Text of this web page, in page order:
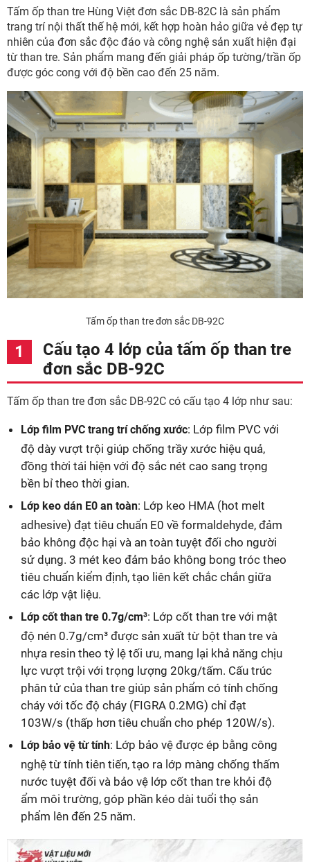
Tấm ốp than tre Hùng Việt đơn sắc DB-82C là sản phẩm
trang trí nội thất thế hệ mới, kết hợp hoàn hảo giữa vẻ đẹp tự
nhiên của đơn sắc độc đáo và công nghệ sản xuất hiện đại
từ than tre. Sản phẩm mang đến giải pháp ốp tường/trần ốp
được góc cong với độ bền cao đến 25 năm.
Tấm ốp than tre đơn sắc DB-92C
Cấu tạo 4 lớp của tấm ốp than tre
đơn sắc DB-92C
Tấm ốp than tre đơn sắc DB-92C có cấu tạo 4 lớp như sau:
Lớp film PVC trang trí chống xước: Lớp film PVC với
độ dày vượt trội giúp chống trầy xước hiệu quả,
đồng thời tái hiện với độ sắc nét cao sang trọng
bền bỉ theo thời gian.
Lớp keo dán E0 an toàn: Lớp keo HMA (hot melt
adhesive) đạt tiêu chuẩn E0 về formaldehyde, đảm
bảo không độc hại và an toàn tuyệt đối cho người
sử dụng. 3 mét keo đảm bảo không bong tróc theo
tiêu chuẩn kiểm định, tạo liên kết chắc chắn giữa
các lớp vật liệu.
Lớp cốt than tre 0.7g/cm³: Lớp cốt than tre với mật
độ nén 0.7g/cm³ được sản xuất từ bột than tre và
nhựa resin theo tỷ lệ tối ưu, mang lại khả năng chịu
lực vượt trội với trọng lượng 20kg/tấm. Cấu trúc
phân tử của than tre giúp sản phẩm có tính chống
cháy với tốc độ cháy (FIGRA 0.2MG) chỉ đạt
103W/s (thấp hơn tiêu chuẩn cho phép 120W/s).
Lớp bảo vệ từ tính: Lớp bảo vệ được ép bằng công
nghệ từ tính tiên tiến, tạo ra lớp màng chống thấm
nước tuyệt đối và bảo vệ lớp cốt than tre khỏi độ
ẩm môi trường, góp phần kéo dài tuổi thọ sản
phẩm lên đến 25 năm.